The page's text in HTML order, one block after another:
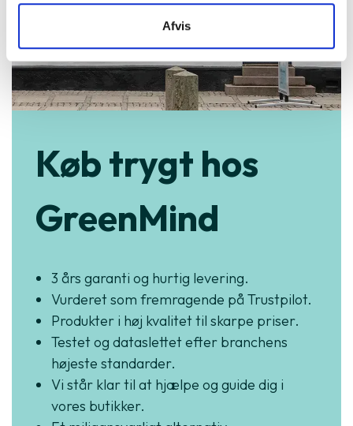
Afvis
Køb trygt hos
GreenMind
3 års garanti og hurtig levering.
Vurderet som fremragende på Trustpilot.
Produkter i høj kvalitet til skarpe priser.
Testet og dataslettet efter branchens
højeste standarder.
Vi står klar til at hjælpe og guide dig i
vores butikker.